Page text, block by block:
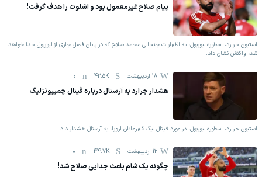
پیام صلاح غیرمعمول بود و اشلوت را هدف گرفت!
استیون جرارد، اسطوره لیورپول، به اظهارات جنجالی محمد صلاح که در پایان فصل جاری از لیورپول جدا خواهد
شد، واکنش نشان داد.
18 اردیبهشت 42.5K
0
هشدار جرارد به آرسنال درباره فینال چمپیونزلیگ
استیون جرارد، اسطوره لیورپول، در مورد فینال لیگ قهرمانان اروپا، به آرسنال هشدار داد.
12 اردیبهشت 44.7K
0
چگونه یک شام باعث جدایی صلاح شد!